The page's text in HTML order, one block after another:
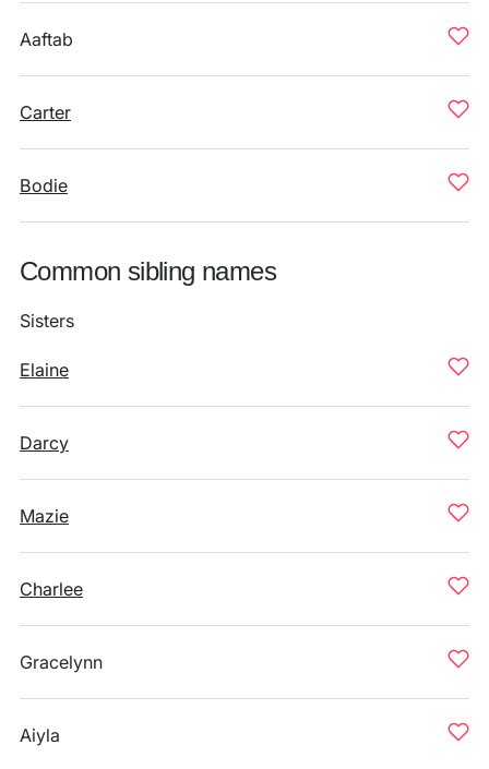
Aaftab
Carter
Bodie
Common sibling names
Sisters
Elaine
Darcy
Mazie
Charlee
Gracelynn
Aiyla